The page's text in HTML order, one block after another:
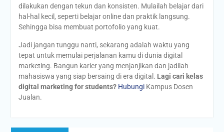
dilakukan dengan tekun dan konsisten. Mulailah belajar dari
hal-hal kecil, seperti belajar online dan praktik langsung.
Sehingga bisa membuat portofolio yang kuat.
Jadi jangan tunggu nanti, sekarang adalah waktu yang
tepat untuk memulai perjalanan kamu di dunia digital
marketing. Bangun karier yang menjanjikan dan jadilah
mahasiswa yang siap bersaing di era digital. Lagi cari kelas
digital marketing for students? HubungiKampus Dosen
Jualan.
Post